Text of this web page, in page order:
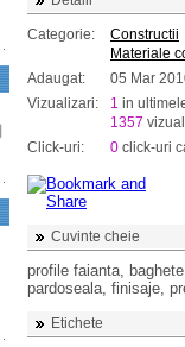
Categorie:
Constructii
Materiale
Adaugat:
05 Mar
Vizualizari:
1 in
1357
Click-uri:
0 click-uri
Cuvinte cheie
profile faianta,
pardoseala, finisaje,
Etichete